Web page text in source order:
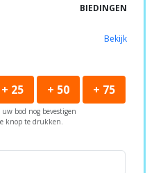
BIEDINGEN
Bekijk
+ 25 + 50 + 75
bod nog bevestigen
knop te drukken.